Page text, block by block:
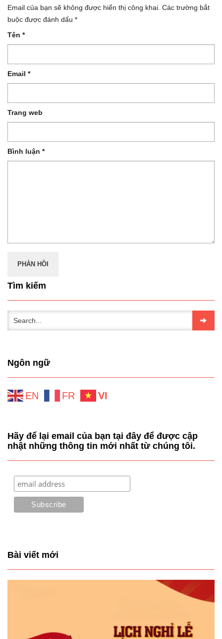
Email của bạn sẽ không được hiển thị công khai. Các trường bắt
buộc được đánh dấu *
Tên *
Email *
Trang web
Bình luận *
Tìm kiếm
Ngôn ngữ
EN FR VI
Hãy để lại email của bạn tại đây để được cập
nhật những thông tin mới nhất từ chúng tôi.
Bài viết mới